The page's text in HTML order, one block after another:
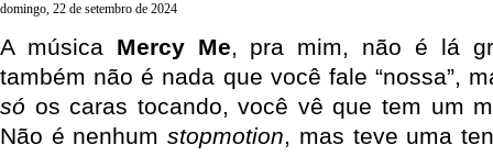
domingo, 22 de setembro de 2024
A música Mercy Me, pra mim, não é lá
também não é nada que você fale “nossa”,
só os caras tocando, você vê que tem um
Não é nenhumstopmotion, mas teve uma